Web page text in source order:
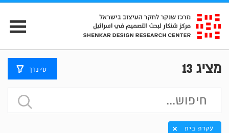
מציג 13 סינון
עקרת בית